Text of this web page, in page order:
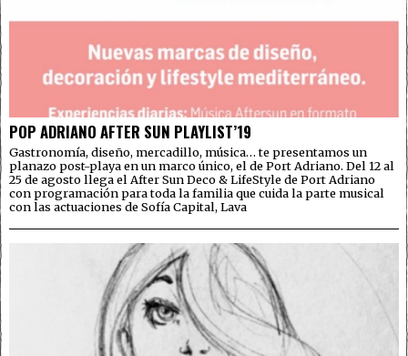
POP ADRIANO AFTER SUN PLAYLIST’19
Gastronomía, diseño, mercadillo, música… te presentamos un
planazo post-playa en un marco único, el de Port Adriano. Del 12 al
25 de agosto llega el After Sun Deco & LifeStyle de Port Adriano
con programación para toda la familia que cuida la parte musical
con las actuaciones de Sofía Capital, Lava